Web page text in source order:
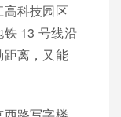
科技园区
13 号线沿
离，又能